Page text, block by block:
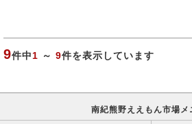
9件中1 ～ 9件を表示しています
南紀熊野ええもん市場メ